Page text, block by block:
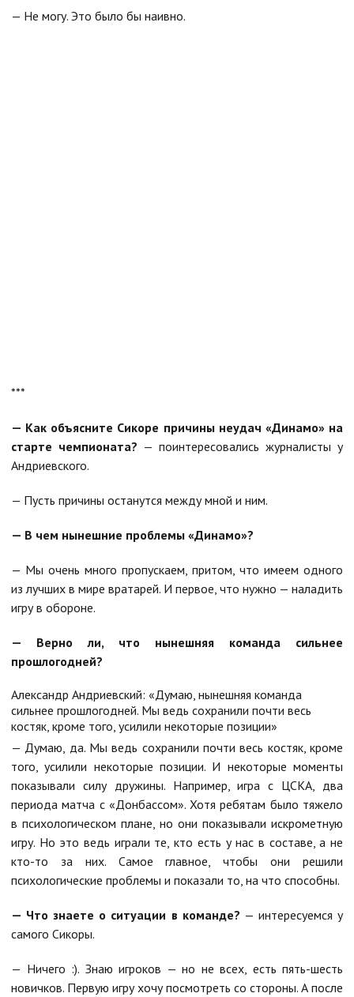
— Не могу. Это было бы наивно.
***
— Как объясните Сикоре причины неудач «Динамо» на
старте чемпионата? — поинтересовались журналисты у
Андриевского.
— Пусть причины останутся между мной и ним.
— В чем нынешние проблемы «Динамо»?
— Мы очень много пропускаем, притом, что имеем одного
из лучших в мире вратарей. И первое, что нужно — наладить
игру в обороне.
— Верно ли, что нынешняя команда сильнее
прошлогодней?
Александр Андриевский: «Думаю, нынешняя команда
сильнее прошлогодней. Мы ведь сохранили почти весь
костяк, кроме того, усилили некоторые позиции»
— Думаю, да. Мы ведь сохранили почти весь костяк, кроме
того, усилили некоторые позиции. И некоторые моменты
показывали силу дружины. Например, игра с ЦСКА, два
периода матча с «Донбассом». Хотя ребятам было тяжело
в психологическом плане, но они показывали искрометную
игру. Но это ведь играли те, кто есть у нас в составе, а не
кто-то за них. Самое главное, чтобы они решили
психологические проблемы и показали то, на что способны.
— Что знаете о ситуации в команде? — интересуемся у
самого Сикоры.
— Ничего :). Знаю игроков — но не всех, есть пять-шесть
новичков. Первую игру хочу посмотреть со стороны. А после